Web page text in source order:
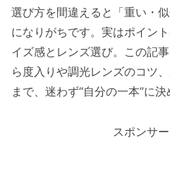
選び方を間違えると「重い・
になりがちです。実はポイン
イズ感とレンズ選び。この記
ら度入りや調光レンズのコツ
まで、迷わず“自分の一本”に
スポンサ